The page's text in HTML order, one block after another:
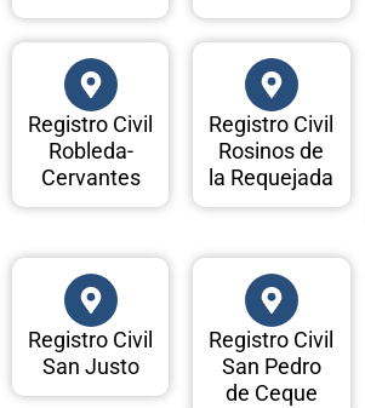
Registro Civil
Robleda-
Cervantes
Registro Civil
Rosinos de
la Requejada
Registro Civil
San Justo
Registro Civil
San Pedro
de Ceque